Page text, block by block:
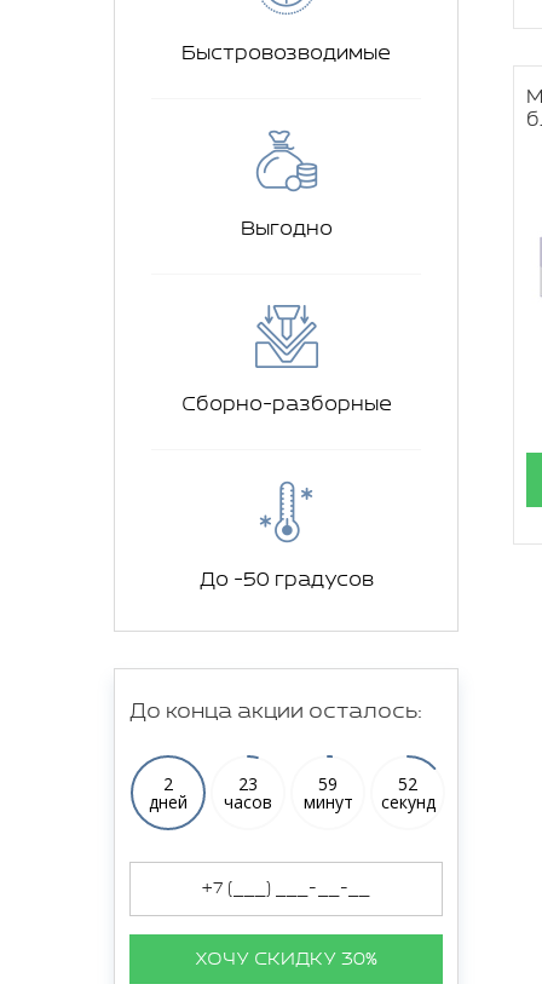
Быстровозводимые
Выгодно
Сборно-разборные
До -50 градусов
До конца акции осталось:
2
дней
23
часов
59
минут
51
секунд
ХОЧУ СКИДКУ 30%